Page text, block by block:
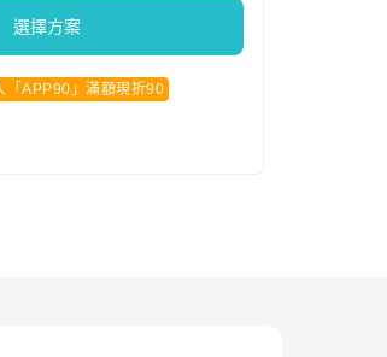
選擇方案
「APP90」滿額現折90